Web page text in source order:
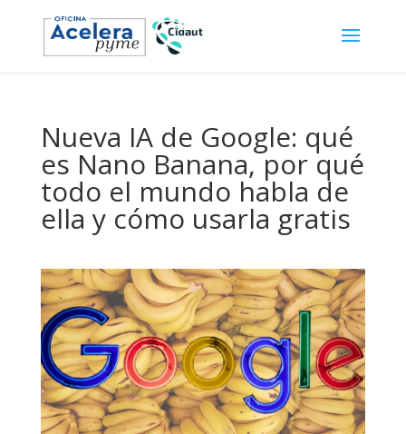
Nueva IA de Google: qué
es Nano Banana, por qué
todo el mundo habla de
ella y cómo usarla gratis